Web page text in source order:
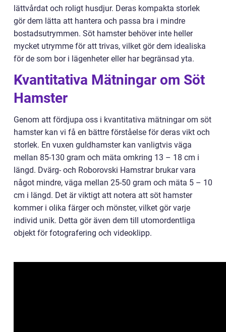
lättvårdat och roligt husdjur. Deras kompakta storlek
gör dem lätta att hantera och passa bra i mindre
bostadsutrymmen. Söt hamster behöver inte heller
mycket utrymme för att trivas, vilket gör dem idealiska
för de som bor i lägenheter eller har begränsad yta.
Kvantitativa Mätningar om Söt
Hamster
Genom att fördjupa oss i kvantitativa mätningar om söt
hamster kan vi få en bättre förståelse för deras vikt och
storlek. En vuxen guldhamster kan vanligtvis väga
mellan 85-130 gram och mäta omkring 13 – 18 cm i
längd. Dvärg- och Roborovski Hamstrar brukar vara
något mindre, väga mellan 25-50 gram och mäta 5 – 10
cm i längd. Det är viktigt att notera att söt hamster
kommer i olika färger och mönster, vilket gör varje
individ unik. Detta gör även dem till utomordentliga
objekt för fotografering och videoklipp.